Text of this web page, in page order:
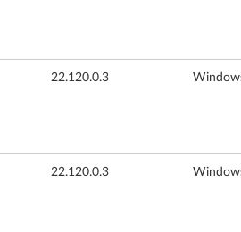
22.120.0.3
22.120.0.3